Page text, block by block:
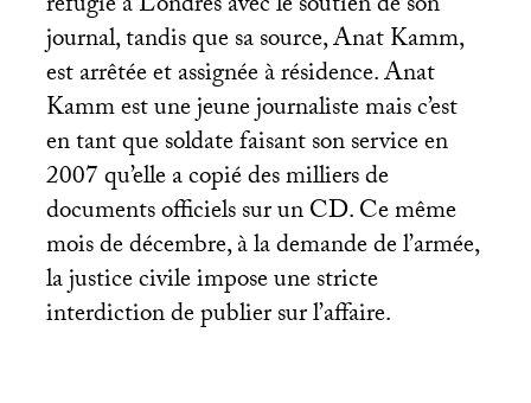
journal, tandis que sa source, Anat Kamm,
est arrêtée et assignée à résidence. Anat
Kamm est une jeune journaliste mais c’est
en tant que soldate faisant son service en
2007 qu’elle a copié des milliers de
documents officiels sur unCD. Ce même
mois de décembre, à la demande de l’armée,
la justice civile impose une stricte
interdiction de publier sur l’affaire.